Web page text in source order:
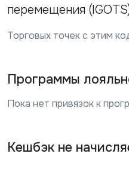
перемещения
Торговых точек с этим
Программы
Пока нет привязок к
Кешбэк не